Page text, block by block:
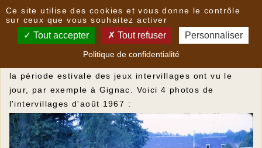
Intervillages 1967
par Guy Lux connaissait un immense succès. Pendant
la période estivale des jeux intervillages ont vu le
jour, par exemple à Gignac. Voici 4 photos de
l'intervillages d'août 1967 :
Ce site utilise des cookies et vous donne le contrôle
sur ceux que vous souhaitez activer
Tout accepter Tout refuser Personnaliser
Politique de confidentialité